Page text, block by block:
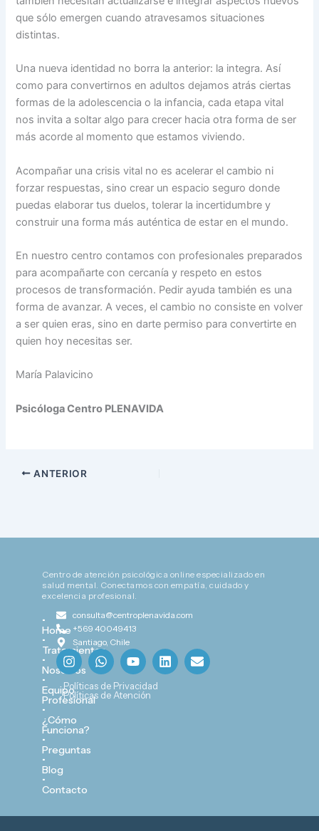
que sólo emergen cuando atravesamos situaciones
distintas.
Una nueva identidad no borra la anterior: la integra. Así
como para convertirnos en adultos dejamos atrás ciertas
formas de la adolescencia o la infancia, cada etapa vital
nos invita a soltar algo para crecer hacia otra forma de ser
más acorde al momento que estamos viviendo.
Acompañar una crisis vital no es acelerar el cambio ni
forzar respuestas, sino crear un espacio seguro donde
puedas elaborar tus duelos, tolerar la incertidumbre y
construir una forma más auténtica de estar en el mundo.
En nuestro centro contamos con profesionales preparados
para acompañarte con cercanía y respeto en estos
procesos de transformación. Pedir ayuda también es una
forma de avanzar. A veces, el cambio no consiste en volver
a ser quien eras, sino en darte permiso para convertirte en
quien hoy necesitas ser.
María Palavicino
Psicóloga Centro PLENAVIDA
ANTERIOR
Centro de atención psicológica online especializado en
salud mental. Conectamos con empatía, cuidado y
excelencia profesional.
•
Home
•
Tratamientos
•
Nosotros
•
Equipo
Profesional
•
¿Cómo
Funciona?
•
Preguntas
•
Blog
•
Contacto
consulta@centroplenavida.com
+569 40049413
Santiago, Chile
I
n
s
t
a
g
r
m
W
h
a
t
Y
o
t
L
i
E
n
Políticas de Privacidad
Políticas de Atención